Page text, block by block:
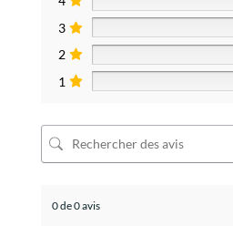
3
2
1
0 de 0 avis